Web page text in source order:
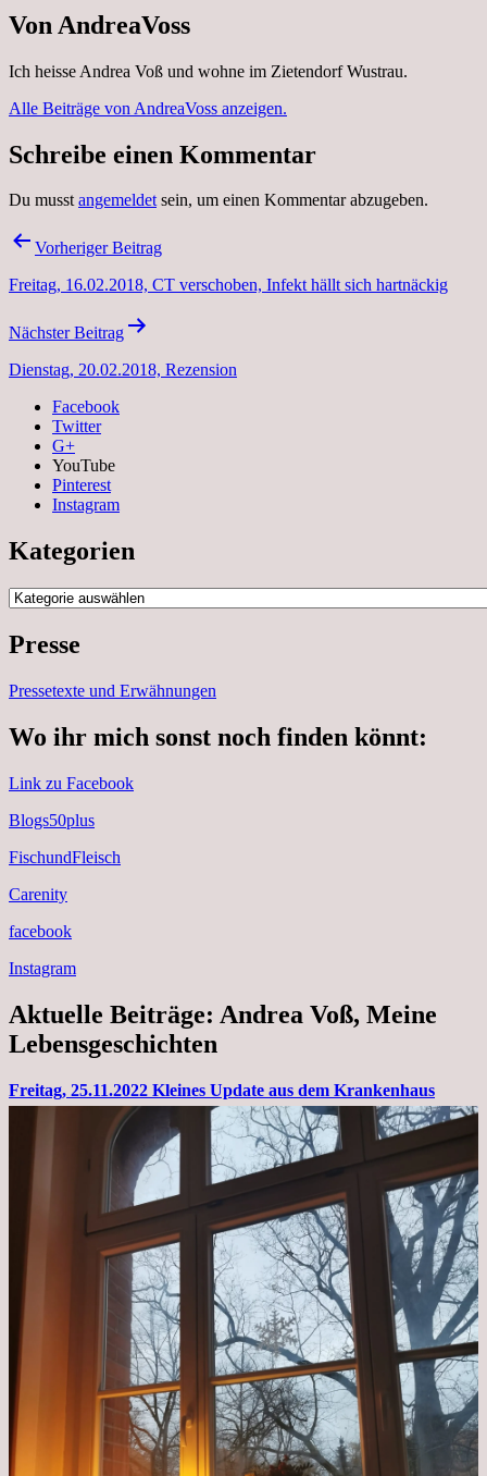
Von AndreaVoss
Ich heisse Andrea Voß und wohne im Zietendorf Wustrau.
Alle Beiträge von AndreaVoss anzeigen.
Schreibe einen Kommentar
Du musstangemeldetsein, um einen Kommentar abzugeben.
Beitragsnavigation
Vorheriger Beitrag
Freitag, 16.02.2018, CT verschoben, Infekt hällt sich hartnäckig
Nächster Beitrag
Dienstag, 20.02.2018, Rezension
Facebook
Twitter
G+
YouTube
Pinterest
Instagram
Kategorien
Kategorien
Presse
Pressetexte und Erwähnungen
Wo ihr mich sonst noch finden könnt:
Link zu Facebook
Blogs50plus
FischundFleisch
Carenity
facebook
Instagram
Aktuelle Beiträge: Andrea Voß, Meine
Lebensgeschichten
Freitag, 25.11.2022 Kleines Update aus dem Krankenhaus